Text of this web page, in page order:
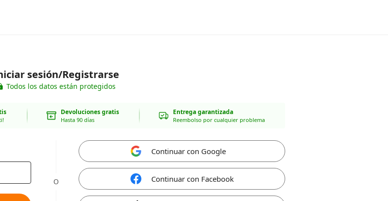
sesión/Registrarse
Todos los datos están protegidos
Devoluciones gratis
Hasta 90 días
Entrega garantizada
Reembolso por cualquier problema
O
Continuar con Google
Continuar con Facebook